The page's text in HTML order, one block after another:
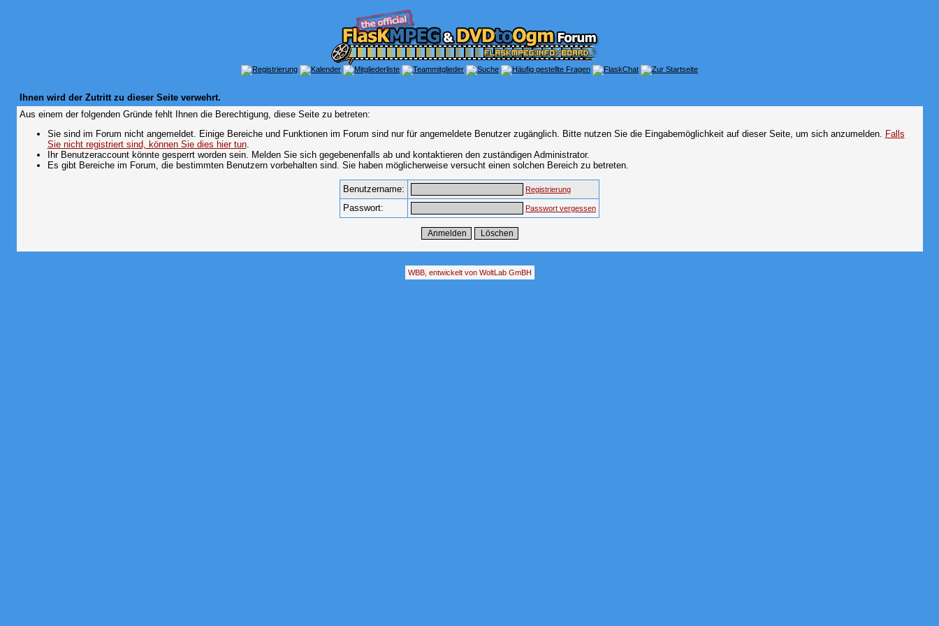
Ihnen wird der Zutritt zu dieser Seite verwehrt.
Aus einem der folgenden Gründe fehlt Ihnen die Berechtigung, diese Seite zu betreten:
Sie sind im Forum nicht angemeldet. Einige Bereiche und Funktionen im Forum sind nur für angemeldete Benutzer zugänglich. Bitte nutzen Sie die Eingabemöglichkeit auf dieser Seite, um sich anzumelden. Falls
Sie nicht registriert sind, können Sie dies hier tun.
Ihr Benutzeraccount könnte gesperrt worden sein. Melden Sie sich gegebenenfalls ab und kontaktieren den zuständigen Administrator.
Es gibt Bereiche im Forum, die bestimmten Benutzern vorbehalten sind. Sie haben möglicherweise versucht einen solchen Bereich zu betreten.
Benutzername: Registrierung
Passwort: Passwort vergessen
WBB, entwickelt von WoltLab GmBH